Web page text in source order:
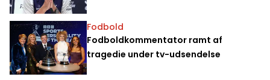
Fodbold
Fodboldkommentator ramt af
tragedie under tv-udsendelse